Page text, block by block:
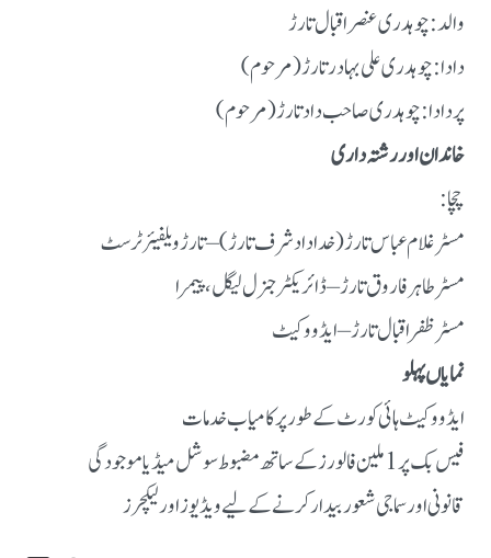
والد: چوہدری عنصر اقبال تارڑ
دادا: چوہدری علی بہادر تارڑ (مرحوم)
پردادا: چوہدری صاحب داد تارڑ (مرحوم)
خاندان اور رشتہ داری
چچا:
مسٹر غلام عباس تارڑ (خداداد شرف تارڑ) – تارڑ ویلفیئر ٹرسٹ
مسٹر طاہر فاروق تارڑ – ڈائریکٹر جنرل لیگل، پیمرا
مسٹر ظفر اقبال تارڑ – ایڈووکیٹ
نمایاں پہلو
ایڈووکیٹ ہائی کورٹ کے طور پر کامیاب خدمات
فیس بک پر 1 ملین فالورز کے ساتھ مضبوط سوشل میڈیا موجودگی
قانونی اور سماجی شعور بیدار کرنے کے لیے ویڈیوز اور لیکچرز